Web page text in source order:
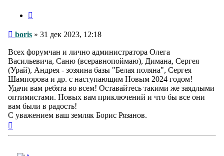
Сообщение
boris » 31 дек 2023, 12:18
Всех форумчан и лично администратора Олега
Васильевича, Саню (всеравнопоймаю), Димана, Сергея
(Урай), Андрея - зозяина базы "Белая поляна", Сергея
Шампорова и др. с наступающим Новым 2024 годом!
Удачи вам ребята во всем! Оставайтесь такими же заядлыми
оптимистами. Новых вам приключений и что бы все они
вам были в радость!
С уважением ваш земляк Борис Рязанов.